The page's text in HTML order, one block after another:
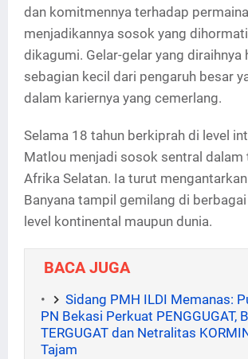
dan komitmennya terhadap
menjadikannya sosok yang
dikagumi. Gelar-gelar yang diraihnya
sebagian kecil dari pengaruh besar
dalam kariernya yang cemerlang.
Selama 18 tahun berkiprah di level
Matlou menjadi sosok sentral dalam
Afrika Selatan. Ia turut
Banyana tampil gemilang di
level kontinental maupun dunia.
BACA JUGA
Sidang PMH ILDI Memanas:
PN Bekasi Perkuat PENGGUGAT,
TERGUGAT dan Netralitas
Tajam